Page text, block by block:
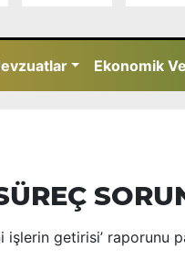
Ekonomik
işlerin getirisi’ raporunu